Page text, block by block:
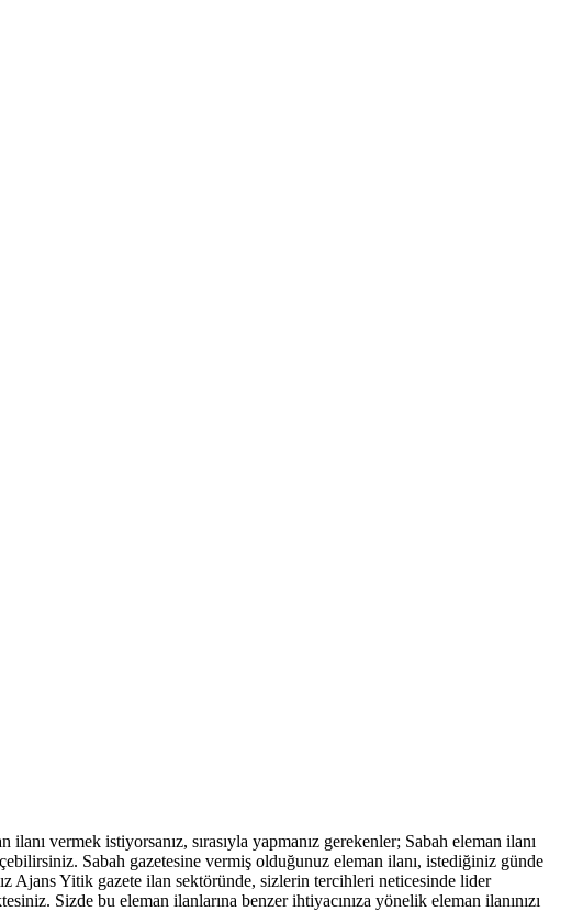
vermek istiyorsanız, sırasıyla yapmanız gerekenler; Sabah eleman ilanı
Sabah gazetesine vermiş olduğunuz eleman ilanı, istediğiniz günde
Ajans Yitik gazete ilan sektöründe, sizlerin tercihleri neticesinde lider
Sizde bu eleman ilanlarına benzer ihtiyacınıza yönelik eleman ilanınızı